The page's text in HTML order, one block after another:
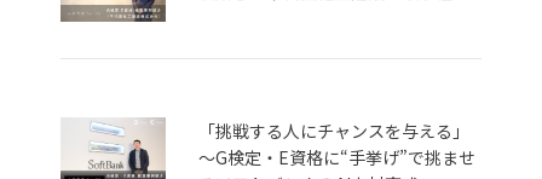
「挑戦する人にチャンスを与える」
～G検定・E資格に“手挙げ”で挑ませ